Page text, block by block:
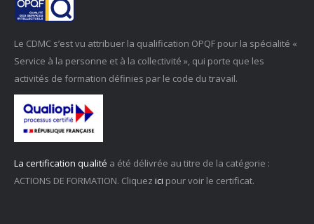
Le CDMC s’est vu attribuer la qualification OPQF pour la spécialité «
Service à la personne et à la collectivité », qui porte que les
activités de formation définies par le code du travail.
La certification qualité a été délivrée au titre de la catégorie :
ACTIONS DE FORMATION. Cliquez ici pour voir le certificat.